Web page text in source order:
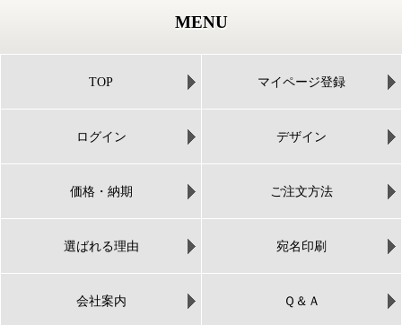
MENU
TOP マイページ登録
ログイン デザイン
価格・納期 ご注文方法
選ばれる理由 宛名印刷
会社案内 Ｑ＆Ａ